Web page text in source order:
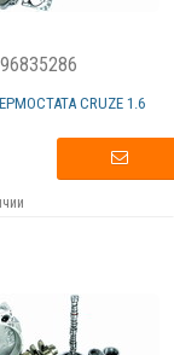
96835286
СRUZE 1.6